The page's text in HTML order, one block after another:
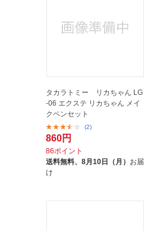
タカラトミー リカちゃん LG
-06 エクステ リカちゃん メイ
クペンセット
(2)
860円
86ポイント
送料無料、 8月10日（月） お届
け